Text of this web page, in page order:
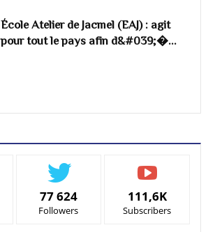
École Atelier de Jacmel (EAJ) : agit
pour tout le pays afin d&#039;�...
77 624
Followers
111,6K
Subscribers